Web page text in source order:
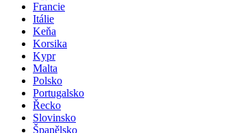
Francie
Itálie
Keňa
Korsika
Kypr
Malta
Polsko
Portugalsko
Řecko
Slovinsko
Španělsko